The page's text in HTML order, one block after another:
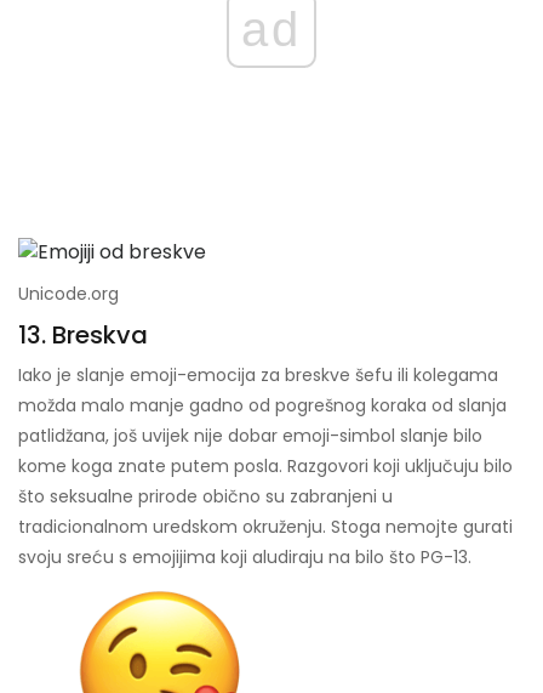
ad
Unicode.org
13. Breskva
Iako je slanje emoji-emocija za breskve šefu ili kolegama
možda malo manje gadno od pogrešnog koraka od slanja
patlidžana, još uvijek nije dobar emoji-simbol slanje bilo
kome koga znate putem posla. Razgovori koji uključuju bilo
što seksualne prirode obično su zabranjeni u
tradicionalnom uredskom okruženju. Stoga nemojte gurati
svoju sreću s emojijima koji aludiraju na bilo što PG-13.